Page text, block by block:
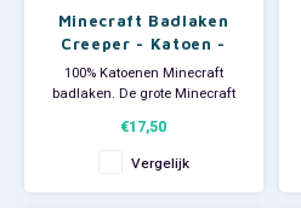
Minecraft Badlaken
Creeper - Katoen -
Purple
100% Katoenen Minecraft
badlaken. De grote Minecraft
thuisgebruik, voor bij de
zwemles en ook zeker groot
genoeg om als strandlaken te
gebruiken. Materiaal: 100%
€17,50
Vergelijk